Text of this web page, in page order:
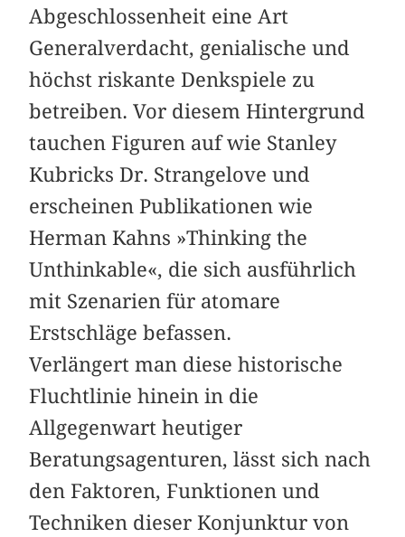
Abgeschlossenheit eine Art
Generalverdacht, genialische und
höchst riskante Denkspiele zu
betreiben. Vor diesem Hintergrund
tauchen Figuren auf wie Stanley
Kubricks Dr. Strangelove und
erscheinen Publikationen wie
Herman Kahns »Thinking the
Unthinkable«, die sich ausführlich
mit Szenarien für atomare
Erstschläge befassen.
Verlängert man diese historische
Fluchtlinie hinein in die
Allgegenwart heutiger
Beratungsagenturen, lässt sich nach
den Faktoren, Funktionen und
Techniken dieser Konjunktur von